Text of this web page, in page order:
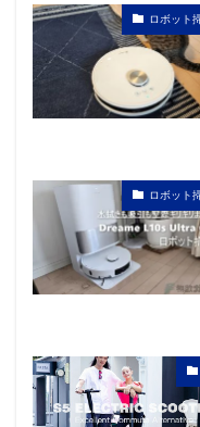
ロボット
ロボット